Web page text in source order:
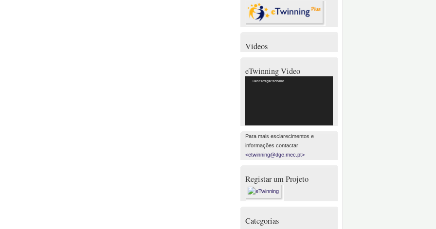
Videos
eTwinning Video
Reprodutor
Descarregar ficheiro
Para mais esclarecimentos e
informações contactar
<etwinning@dge.mec.pt>
Registar um Projeto
Categorias